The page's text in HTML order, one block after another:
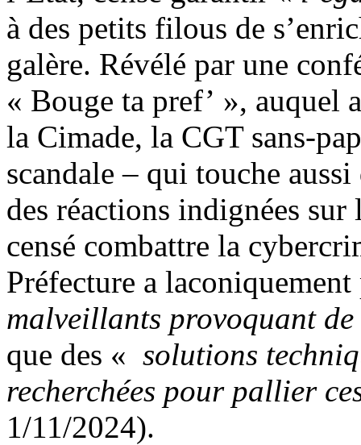
à des petits filous de
galère. Révélé par une
« Bouge ta pref’ », auquel
la Cimade, la CGT sans-
scandale – qui touche
des réactions indignées
censé combattre la
Préfecture a
malveillants provoquant
que des « solutions
recherchées pour pallier
1/11/2024).